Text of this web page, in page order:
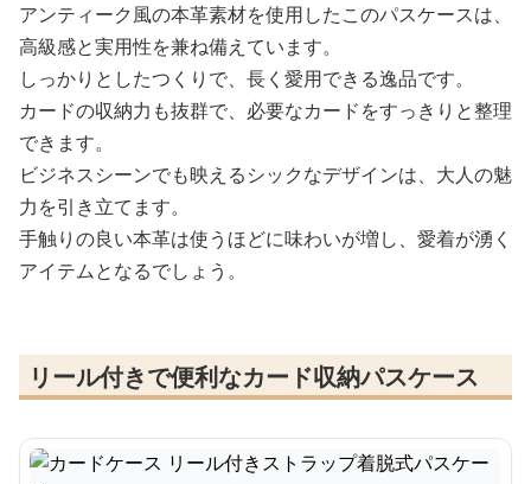
アンティーク風の本革素材を使用したこのパスケースは、
高級感と実用性を兼ね備えています。
しっかりとしたつくりで、長く愛用できる逸品です。
カードの収納力も抜群で、必要なカードをすっきりと整理
できます。
ビジネスシーンでも映えるシックなデザインは、大人の魅
力を引き立てます。
手触りの良い本革は使うほどに味わいが増し、愛着が湧く
アイテムとなるでしょう。
リール付きで便利なカード収納パスケース